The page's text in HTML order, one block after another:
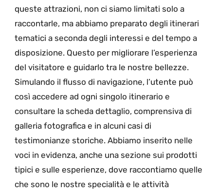
queste attrazioni, non ci siamo limitati solo a
raccontarle, ma abbiamo preparato degli itinerari
tematici a seconda degli interessi e del tempo a
disposizione. Questo per migliorare l’esperienza
del visitatore e guidarlo tra le nostre bellezze.
Simulando il flusso di navigazione, l’utente può
così accedere ad ogni singolo itinerario e
consultare la scheda dettaglio, comprensiva di
galleria fotografica e in alcuni casi di
testimonianze storiche. Abbiamo inserito nelle
voci in evidenza, anche una sezione sui prodotti
tipici e sulle esperienze, dove raccontiamo quelle
che sono le nostre specialità e le attività